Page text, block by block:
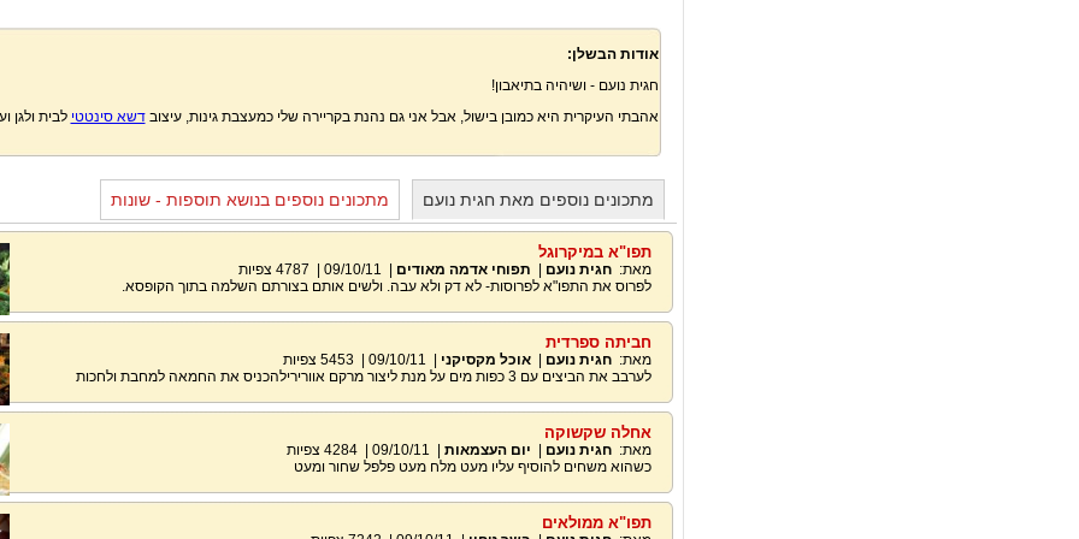
אודות הבשלן:
חגית נועם - ושיהיה בתיאבון!
אהבתי העיקרית היא כמובן בישול, אבל אני גם נהנת בקריירה שלי כמעצבת גינות, עיצובדשא סינטטי לבית ולגן
מתכונים נוספים מאת חגית נועם מתכונים נוספים בנושא תוספות - שונות
תפו"א במיקרוגל
מאת: חגית נועם תפוחי אדמה מאודים 09/10/11
4787 צפיות
לפרוס את התפו"א לפרוסות- לא דק ולא עבה. ולשים אותם בצורתם השלמה בתוך הקופסא.
חביתה ספרדית
מאת: חגית נועם |אוכל מקסיקני 09/10/11
|
5453 צפיות
לערבב את הביצים עם 3 כפות מים על מנת ליצור מרקם אוורירילהכניס את החמאה למחבת ולחכות
אחלה שקשוקה
מאת: חגית נועם יום העצמאות 09/10/11
|
4284 צפיות
כשהוא משחים להוסיף עליו מעט מלח מעט פלפל שחור ומעט
תפו"א ממולאים